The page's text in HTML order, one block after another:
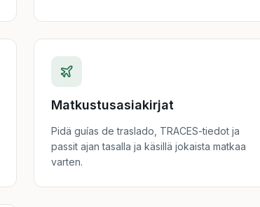
Matkustusasiakirjat
Pidä guías de traslado, TRACES-tiedot ja
passit ajan tasalla ja käsillä jokaista matkaa
varten.